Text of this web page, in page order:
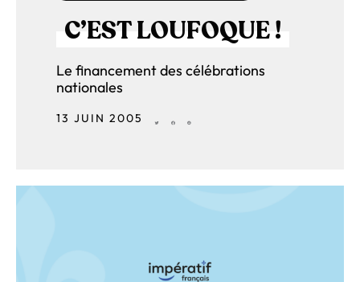
C’EST LOUFOQUE !
Le financement des célébrations
nationales
13 JUIN 2005